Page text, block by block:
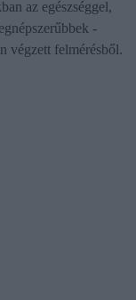
az egészséggel,
-
végzett felmérésből.